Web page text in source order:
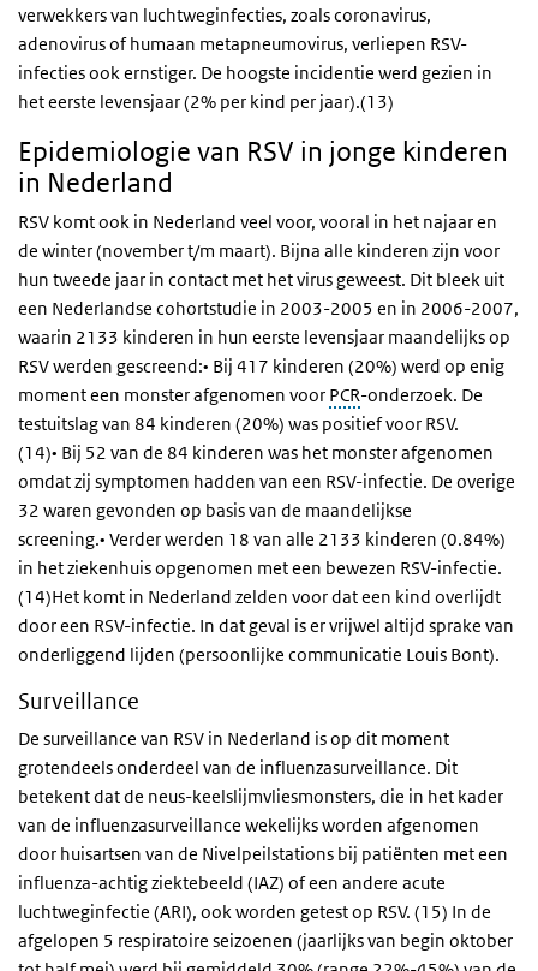
verwekkers van luchtweginfecties, zoals coronavirus,
adenovirus of humaan metapneumovirus, verliepen RSV-
infecties ook ernstiger. De hoogste incidentie werd gezien in
het eerste levensjaar (2% per kind per jaar).(13)
Epidemiologie van RSV in jonge kinderen
in Nederland
RSV komt ook in Nederland veel voor, vooral in het najaar en
de winter (november t/m maart). Bijna alle kinderen zijn voor
hun tweede jaar in contact met het virus geweest. Dit bleek uit
een Nederlandse cohortstudie in 2003-2005 en in 2006-2007,
waarin 2133 kinderen in hun eerste levensjaar maandelijks op
RSV werden gescreend:• Bij 417 kinderen (20%) werd op enig
moment een monster afgenomen voor PCR-onderzoek. De
testuitslag van 84 kinderen (20%) was positief voor RSV.
(14)• Bij 52 van de 84 kinderen was het monster afgenomen
omdat zij symptomen hadden van een RSV-infectie. De overige
32 waren gevonden op basis van de maandelijkse
screening.• Verder werden 18 van alle 2133 kinderen (0.84%)
in het ziekenhuis opgenomen met een bewezen RSV-infectie.
(14)Het komt in Nederland zelden voor dat een kind overlijdt
door een RSV-infectie. In dat geval is er vrijwel altijd sprake van
onderliggend lijden (persoonlijke communicatie Louis Bont).
Surveillance
De surveillance van RSV in Nederland is op dit moment
grotendeels onderdeel van de influenzasurveillance. Dit
betekent dat de neus-keelslijmvliesmonsters, die in het kader
van de influenzasurveillance wekelijks worden afgenomen
door huisartsen van de Nivelpeilstations bij patiënten met een
influenza-achtig ziektebeeld (IAZ) of een andere acute
luchtweginfectie (ARI), ook worden getest op RSV. (15) In de
afgelopen 5 respiratoire seizoenen (jaarlijks van begin oktober